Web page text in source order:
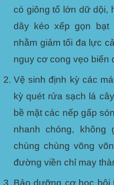
có giông tố lớn dữ dội,
dây kéo xếp gọn bạt
nhằm giảm tối đa lực
nguy cơ cong vẹo biến
Vệ sinh định kỳ các
kỳ quét rửa sạch lá
bề mặt các nếp gấp
nhanh chóng,
chùng chùng võng
đường viền chỉ may
Bảo dưỡng cơ học bôi